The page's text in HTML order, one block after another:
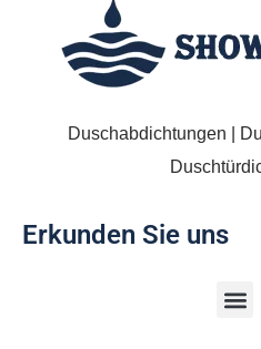
Duschabdichtungen |
Erkunden Sie uns